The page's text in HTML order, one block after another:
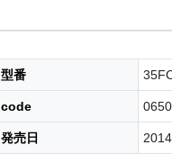
型番
code
発売日